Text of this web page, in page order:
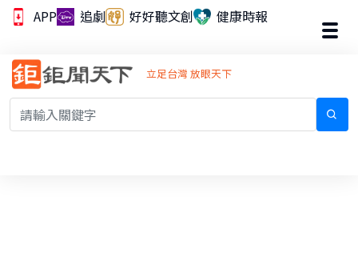
APP 追劇 好好聽文創 健康時報
立足台灣 放眼天下